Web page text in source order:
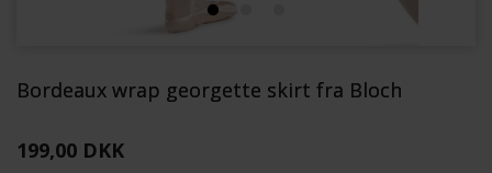
Bordeaux wrap georgette skirt fra Bloch
199,00 DKK